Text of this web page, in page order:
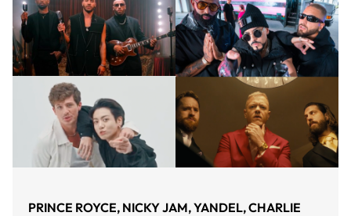
PRINCE ROYCE, NICKY JAM, YANDEL, CHARLIE